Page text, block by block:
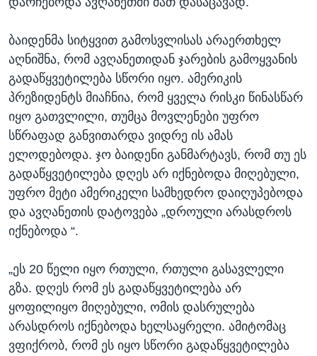
ბაიდენმა სიტყვით გამოსვლისას არაერთხელ
აღნიშნა, რომ ავღანეთიდან ჯარების გამოყვანის
გადაწყვეტილება სწორი იყო. ამერიკის
პრეზიდენტს მიაჩნია, რომ ყველა რისკი წინასწარ
იყო გათვლილი, თუმცა მოვლენები უფრო
სწრაფად განვითარდა ვიდრე ის ამას
ელოდებოდა. ჯო ბაიდენი განმარტავს, რომ თუ ეს
გადაწყვეტილება დღეს არ იქნებოდა მიღებული,
უფრო მეტი ამერიკელი სამხედრო დაიღუპებოდა
და ავღანეთის დატოვება „დროული არასდროს
იქნებოდა “.
„ეს 20 წელი იყო რთული, რთული გასავლელი
გზა. დღეს რომ ეს გადაწყვეტილება არ
ყოფილიყო მიღებული, ომის დასრულება
არასდროს იქნებოდა ხელსაყრელი. ამიტომაც
ვფიქრობ, რომ ეს იყო სწორი გადაწყვეტილება